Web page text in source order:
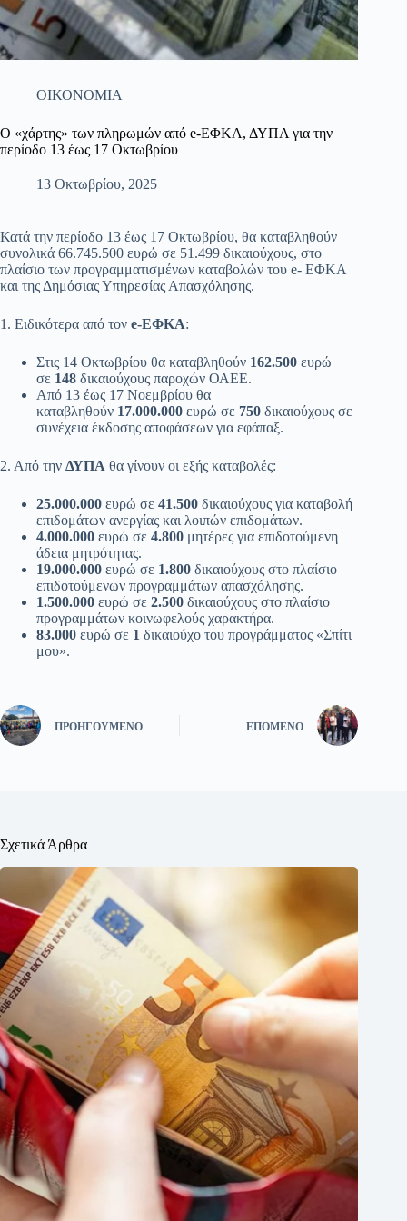
ΟΙΚΟΝΟΜΙΑ
Ο «χάρτης» των πληρωμών από e-ΕΦΚΑ, ΔΥΠΑ για την
περίοδο 13 έως 17 Οκτωβρίου
13 Οκτωβρίου, 2025
Κατά την περίοδο 13 έως 17 Οκτωβρίου, θα καταβληθούν
συνολικά 66.745.500 ευρώ σε 51.499 δικαιούχους, στο
πλαίσιο των προγραμματισμένων καταβολών του e- ΕΦΚΑ
και της Δημόσιας Υπηρεσίας Απασχόλησης.
1. Ειδικότερα από τον e-ΕΦΚΑ:
Στις 14 Οκτωβρίου θα καταβληθούν 162.500 ευρώ
σε 148 δικαιούχους παροχών ΟΑΕΕ.
Από 13 έως 17 Νοεμβρίου θα
καταβληθούν 17.000.000 ευρώ σε 750 δικαιούχους σε
συνέχεια έκδοσης αποφάσεων για εφάπαξ.
2. Από την ΔΥΠΑ θα γίνουν οι εξής καταβολές:
25.000.000 ευρώ σε 41.500 δικαιούχους για καταβολή
επιδομάτων ανεργίας και λοιπών επιδομάτων.
4.000.000 ευρώ σε 4.800 μητέρες για επιδοτούμενη
άδεια μητρότητας.
19.000.000 ευρώ σε 1.800 δικαιούχους στο πλαίσιο
επιδοτούμενων προγραμμάτων απασχόλησης.
1.500.000 ευρώ σε 2.500 δικαιούχους στο πλαίσιο
προγραμμάτων κοινωφελούς χαρακτήρα.
83.000 ευρώ σε 1 δικαιούχο του προγράμματος «Σπίτι
μου».
ΠΡΟΗΓΟΎΜΕΝΟ ΕΠΌΜΕΝΟ
Σχετικά Άρθρα